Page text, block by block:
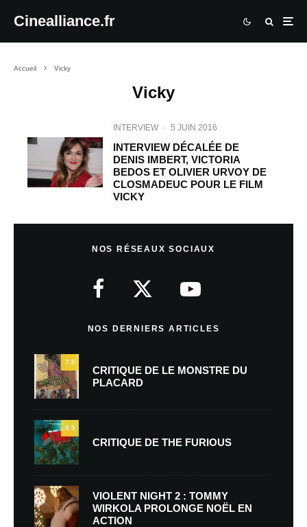
Cinealliance.fr
Accueil Vicky
Vicky
INTERVIEW · 5 JUIN 2016
INTERVIEW DÉCALÉE DE
DENIS IMBERT, VICTORIA
BEDOS ET OLIVIER URVOY DE
CLOSMADEUC POUR LE FILM
VICKY
NOS RÉSEAUX SOCIAUX
NOS DERNIERS ARTICLES
7.5
CRITIQUE DE LE MONSTRE DU
PLACARD
9.5
CRITIQUE DE THE FURIOUS
VIOLENT NIGHT 2 : TOMMY
WIRKOLA PROLONGE NOËL EN
ACTION